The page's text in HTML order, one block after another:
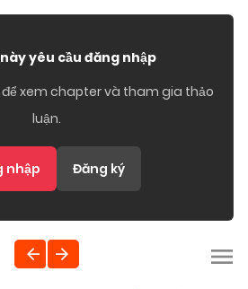
yêu cầu đăng nhập
để xem chapter và tham gia thảo
luận.
nhập Đăng ký